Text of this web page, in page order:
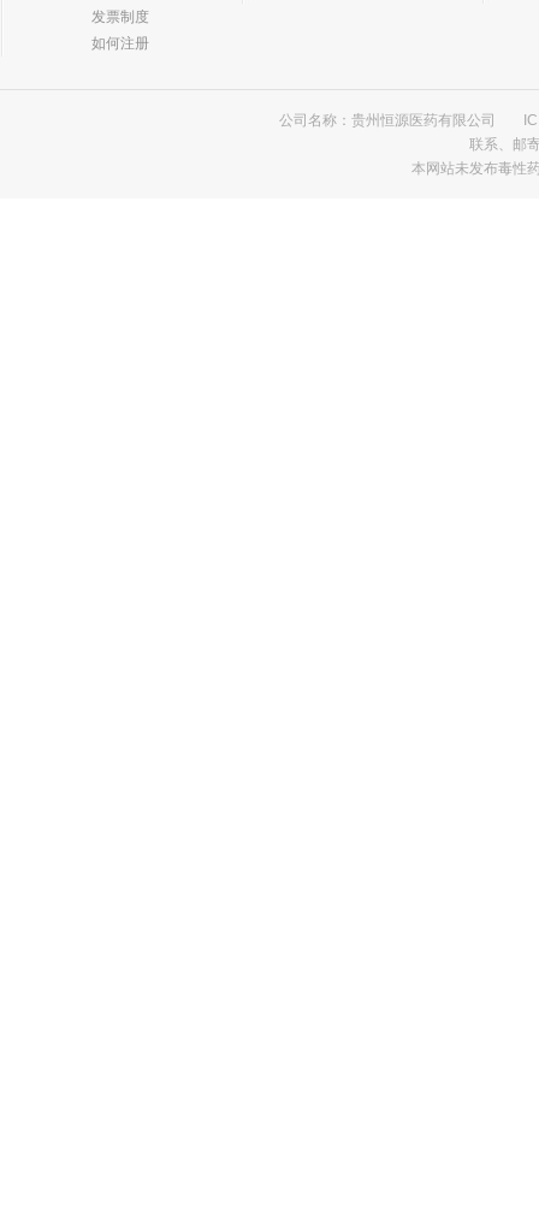
发票制度
如何注册
公司名称：贵州恒源医药有限公司
联系、邮
本网站未发布毒性